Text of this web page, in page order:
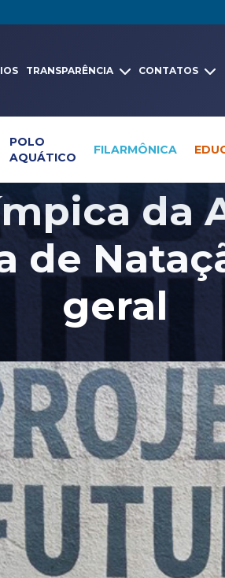
TRANSPARÊNCIA CONTATOS
POLO
AQUÁTICO
FILARMÔNICA
Pesquisa global Notícias
da
de
geral